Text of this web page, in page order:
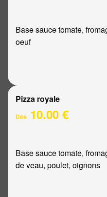
Base sauce tomate,
oeuf
Pizza royale
Dès 10.00 €
Base sauce tomate,
de veau, poulet, oignons